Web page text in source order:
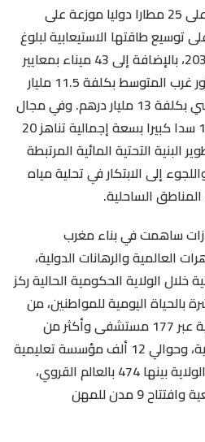
كما أشار إلى توفر المملكة على 25 مطارا دوليا موزعة على
طاقتها الاستيعابية لبلوغ
80 مليون مسافر في أفق 2030، بالإضافة إلى 43 ميناء بمعايير
عالمية، من بينها ميناء الناظور غرب المتوسط بكلفة 11.5 مليار
درهم، وميناء الداخلة الأطلسي بكلفة 13 مليار درهم. وفي مجال
الماء، يتوفر المغرب على 154 سدا كبيرا بسعة إجمالية تناهز 20
البنية التحتية المائية المرتبطة
إلى الابتكار في تحلية مياه
الساحلية.
ساهمت في بناء مغرب
العالمية والرهانات الدولية،
خلال الولاية الحكومية الحالية ركز
بالحياة اليومية للمواطنين، من
خلال تطوير المنظومة الصحية عبر 177 مستشفى وأكثر من
3100 مؤسسة للرعاية الصحية، وحوالي 12 ألف مؤسسة تعليمية
منها 758 أحدثت خلال هذه الولاية بينها 474 بالعالم القروي،
إضافة إلى 62 مؤسسة جامعية وافتتاح 9 مدن للمهن